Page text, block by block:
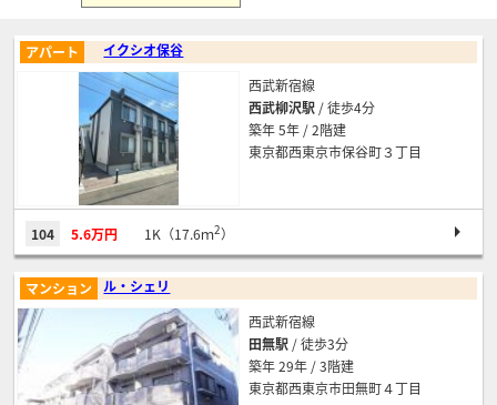
イクシオ保谷
アパート
西武新宿線
西武柳沢駅 / 徒歩4分
築年 5年 / 2階建
東京都西東京市保谷町３丁目
104 5.6万円 1K（17.6ｍ2）
ル・シェリ
マンション
西武新宿線
田無駅 / 徒歩3分
築年 29年 / 3階建
東京都西東京市田無町４丁目